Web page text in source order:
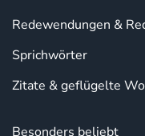
Redewendungen &
Sprichwörter
Zitate & geflügelte
Besonders beliebt